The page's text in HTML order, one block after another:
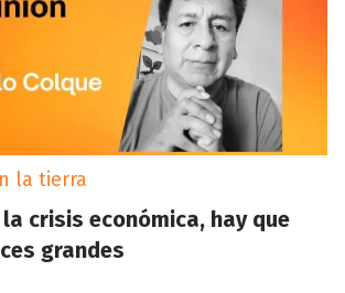
la tierra
crisis económica, hay que
grandes